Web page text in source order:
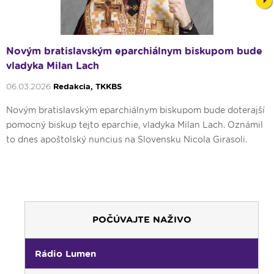
Novým bratislavským eparchiálnym biskupom bude
vladyka Milan Lach
06.03.2026 Redakcia, TKKBS
Novým bratislavským eparchiálnym biskupom bude doterajší
pomocný biskup tejto eparchie, vladyka Milan Lach. Oznámil
to dnes apoštolský nuncius na Slovensku Nicola Girasoli.
POČÚVAJTE NAŽIVO
Rádio Lumen